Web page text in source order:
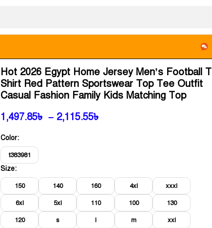
Hot 2026 Egypt Home Jersey Men’s Football T
Shirt Red Pattern Sportswear Top Tee Outfit
Casual Fashion Family Kids Matching Top
1,497.85৳ – 2,115.55৳
Color:
t383981
Size:
150 140 160 4xl xxxl
6xl 5xl 110 100 130
120 s l m xxl